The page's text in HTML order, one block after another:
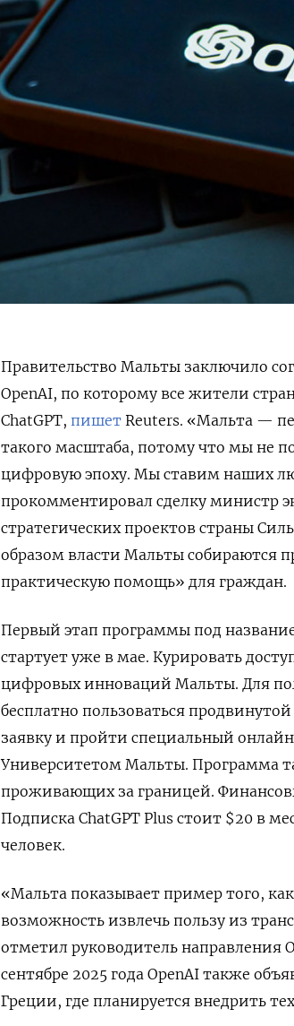
Правительство Мальты заключило
OpenAI, по которому все жители
ChatGPT, пишет Reuters. «Мальта —
такого масштаба, потому что мы не
цифровую эпоху. Мы ставим наших
прокомментировал сделку министр
стратегических проектов страны
образом власти Мальты собираются
практическую помощь» для граждан.
Первый этап программы под
стартует уже в мае. Курировать
цифровых инноваций Мальты. Для
бесплатно пользоваться продвинутой
заявку и пройти специальный
Университетом Мальты. Программа
проживающих за границей.
Подписка ChatGPT Plus стоит $20 в
человек.
«Мальта показывает пример того,
возможность извлечь пользу из
отметил руководитель направления
сентябре 2025 года OpenAI также
Греции, где планируется внедрить